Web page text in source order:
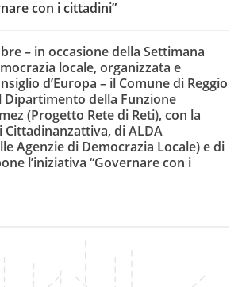
con i cittadini”
– in occasione della Settimana
locale, organizzata e
d’Europa – il Comune di Reggio
Dipartimento della Funzione
(Progetto Rete di Reti), con la
di ALDA
Agenzie di Democrazia Locale) e di
l’iniziativa “Governare con i